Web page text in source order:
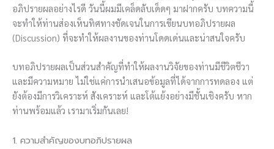
อภิปรายผลอย่างไรดี วันนี้ผมมีเคล็ดลับเด็ดๆ มาฝากครับ บทความนี้
จะทำให้ท่านส่องเห็นทิศทางชัดเจนในการเขียนบทอภิปรายผล
(Discussion) ที่จะทำให้ผลงานของท่านโดดเด่นและน่าสนใจครับ
บทอภิปรายผลเป็นส่วนสำคัญที่ทำให้ผลงานวิจัยของท่านมีชีวิตชีวา
และมีความหมาย ไม่ใช่แค่การนำเสนอข้อมูลที่ได้จากการทดลอง แต่
ยังต้องมีการวิเคราะห์ สังเคราะห์ และโต้แย้งอย่างมีชั้นเชิงครับ หาก
ท่านพร้อมแล้ว เรามาเริ่มกันเลย!
1. ความสำคัญของบทอภิปรายผล